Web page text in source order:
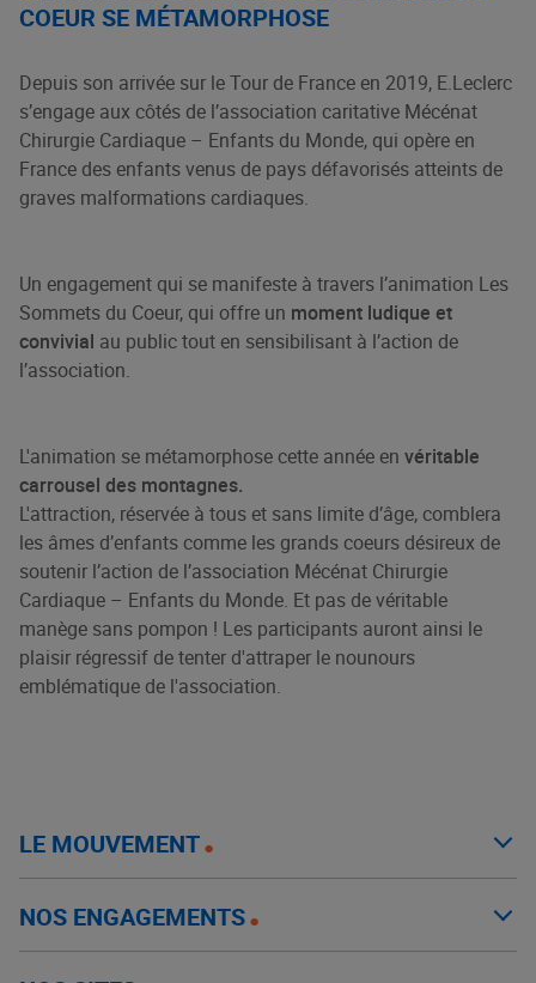
COEUR SE MÉTAMORPHOSE
Depuis son arrivée sur le Tour de France en 2019, E.Leclerc
s’engage aux côtés de l’association caritative Mécénat
Chirurgie Cardiaque – Enfants du Monde, qui opère en
France des enfants venus de pays défavorisés atteints de
graves malformations cardiaques.
Un engagement qui se manifeste à travers l’animation Les
Sommets du Coeur, qui offre un moment ludique et
convivial au public tout en sensibilisant à l’action de
l’association.
L'animation se métamorphose cette année en véritable
carrousel des montagnes.
L'attraction, réservée à tous et sans limite d’âge, comblera
les âmes d’enfants comme les grands coeurs désireux de
soutenir l’action de l’association Mécénat Chirurgie
Cardiaque – Enfants du Monde. Et pas de véritable
manège sans pompon ! Les participants auront ainsi le
plaisir régressif de tenter d'attraper le nounours
emblématique de l'association.
LE MOUVEMENT
NOS ENGAGEMENTS